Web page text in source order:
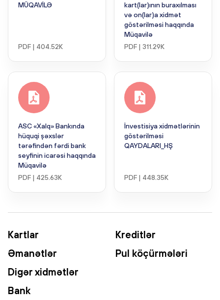
MÜQAVİLƏ
PDF | 404.52K
kart(lar)ının buraxılması
və on(lar)a xidmət
göstərilməsi haqqında
Müqavilə
PDF | 311.29K
ASC «Xalq» Bankında
hüquqi şəxslər
tərəfindən fərdi bank
seyfinin icarəsi haqqında
Müqavilə
PDF | 425.63K
İnvestisiya xidmətlərinin
göstərilməsi
QAYDALARI_HŞ
PDF | 448.35K
Kartlar
Kreditlər
Əmanətlər
Pul köçürmələri
Digər xidmətlər
Bank